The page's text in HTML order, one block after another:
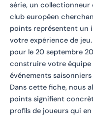
série, un collectionneur
club européen
points représentent un
votre expérience de
pour le 20 septembre
construire votre équipe
événements
Dans cette fiche, nous
points signifient
profils de joueurs qui